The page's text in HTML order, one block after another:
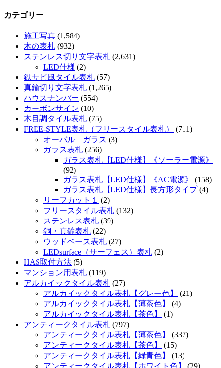
カテゴリー
施工写真 (1,584)
木の表札 (932)
ステンレス切り文字表札 (2,631)
LED仕様 (2)
鉄サビ風タイル表札 (57)
真鍮切り文字表札 (1,265)
ハウスナンバー (554)
カーボンサイン (10)
木目調タイル表札 (75)
FREE-STYLE表札（フリースタイル表札）
(711)
オーバル ガラス (3)
ガラス表札 (256)
ガラス表札【LED仕様】《ソーラー電源》
(92)
ガラス表札【LED仕様】《AC電源》
(158)
ガラス表札【LED仕様】長方形タイプ(4)
リーフカット１
(2)
フリースタイル表札 (132)
ステンレス表札 (39)
銅・真鍮表札 (22)
ウッドベース表札 (27)
LEDsurface（サーフェス）表札 (2)
HAS取付方法 (5)
マンション用表札 (119)
アルカイックタイル表札 (27)
アルカイックタイル表札【グレー色】
(21)
アルカイックタイル表札【薄茶色】
(4)
アルカイックタイル表札【茶色】
(1)
アンティークタイル表札 (797)
アンティークタイル表札【薄茶色】
(337)
アンティークタイル表札【茶色】
(15)
アンティークタイル表札【緑青色】
(13)
アンティークタイル表札【ホワイト色】
(29)